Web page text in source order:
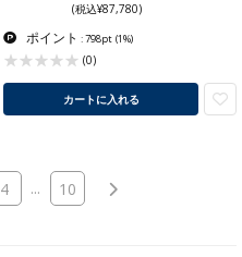
(税込¥87,780)
ポイント : 798pt (1%)
(0)
カートに入れる
4 ... 10